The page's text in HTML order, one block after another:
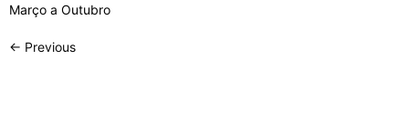
Março a Outubro
← Previous